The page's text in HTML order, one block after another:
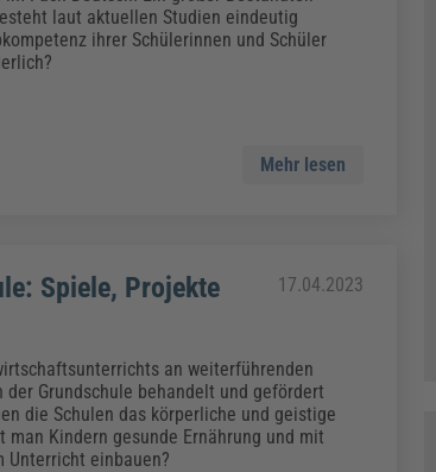
Vergaberecht
Personalmanagement
Fachpublikationen &
Weiterbildungen
laut aktuellen Studien eindeutig
ihrer Schülerinnen und Schüler
Mehr lesen
Spiele, Projekte
17.04.2023
an weiterführenden
Grundschule behandelt und gefördert
die Schulen das körperliche und geistige
Kindern gesunde Ernährung und mit
Unterricht einbauen?